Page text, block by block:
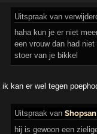
Uitspraak van
haha kun je er niet
een vrouw dan had
stoer van je bikkel
ik kan er wel tegen
Uitspraak vanShopsan
hij is gewoon een